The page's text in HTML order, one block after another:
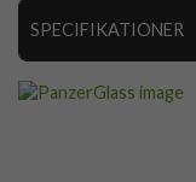
SPECIFIKATIONER